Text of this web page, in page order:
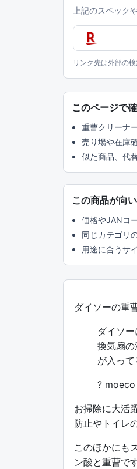
上記のスペック
リンク先は外部の
このページで
重曹クリーナ
売り場や在庫
似た商品、代
この商品が向
価格やJANコ
同じカテゴリ
用途に合うサ
ダイソーの重
ダイソ
換気扇
が入って
?
お掃除に大活
防止やトイレ
このほかにも
ン酸と重曹です